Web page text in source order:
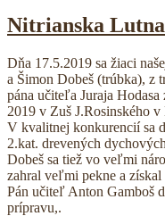
Nitrianska
Dňa 17.5.2019 sa žiaci
a Šimon Dobeš (trúbka), z
pána učiteľa Juraja
2019 v Zuš J.Rosinského v
V kvalitnej konkurencií sa
2.kat. drevených
Dobeš sa tiež vo veľmi
zahral veľmi pekne a
Pán učiteľ Anton Gamboš
prípravu,.